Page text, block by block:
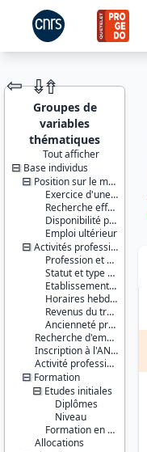
JEU DE
DONNÉES
⇦ ⇮⇮
Groupes de
variables
thématiques
Tout afficher
Base individus
Position sur le marché du travail
Exercice d'une activité professionnelle effective
Recherche effective d'un travail
Disponibilité pour travailler
Emploi ultérieur
Activités professionnelles
Profession et employeur principaux
Statut et type de contrat
Etablissement employeur
Horaires hebdomadaires
Revenus du travail
Ancienneté professionnelle
Recherche d'emploi
Inscription à l'ANPE
Activité professionnelle antérieure
Formation
Etudes initiales
Diplômes
Niveau
Formation en cours
Allocations
Identifiants :
lil-0026
doi:10.13144/lil-
0026
Thème :
Travail et
emploi
Série :
Enquête
Emploi /
Enquête
Emploi en
continu
(EE / EEC)